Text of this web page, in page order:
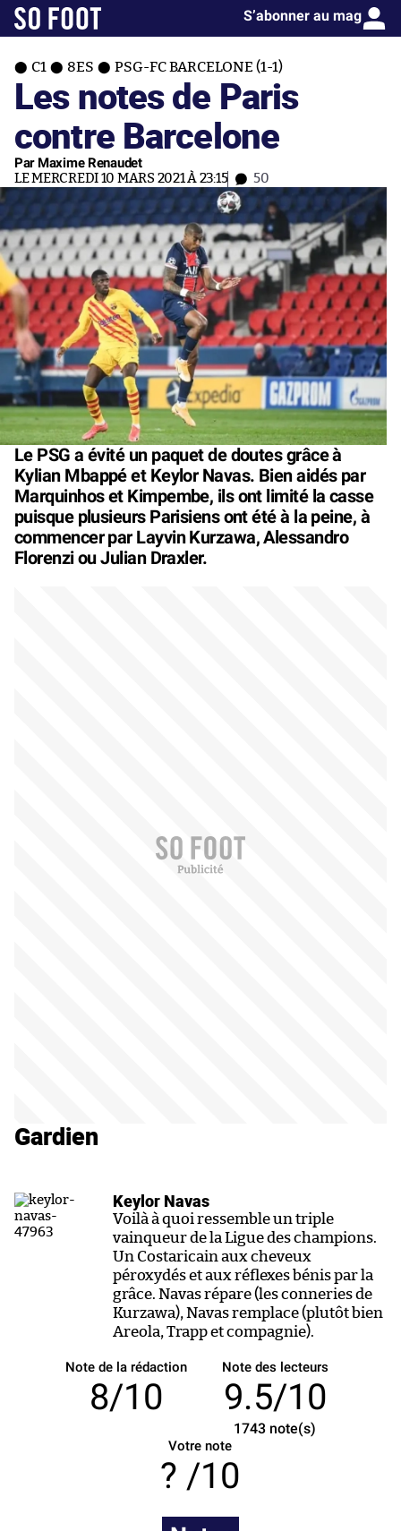
S’abonner au mag
C1 8ES PSG-FC BARCELONE (1-1)
Les notes de Paris
contre Barcelone
Par Maxime Renaudet
LE MERCREDI 10 MARS 2021 À 23:15 50
Le PSG a évité un paquet de doutes grâce à
Kylian Mbappé et Keylor Navas. Bien aidés par
Marquinhos et Kimpembe, ils ont limité la casse
puisque plusieurs Parisiens ont été à la peine, à
commencer par Layvin Kurzawa, Alessandro
Florenzi ou Julian Draxler.
Gardien
Keylor Navas
Voilà à quoi ressemble un triple
vainqueur de la Ligue des champions.
Un Costaricain aux cheveux
péroxydés et aux réflexes bénis par la
grâce. Navas répare (les conneries de
Kurzawa), Navas remplace (plutôt bien
Areola, Trapp et compagnie).
Note de la rédaction
8/10
Note des lecteurs
9.5/10
1743 note(s)
Votre note
/10